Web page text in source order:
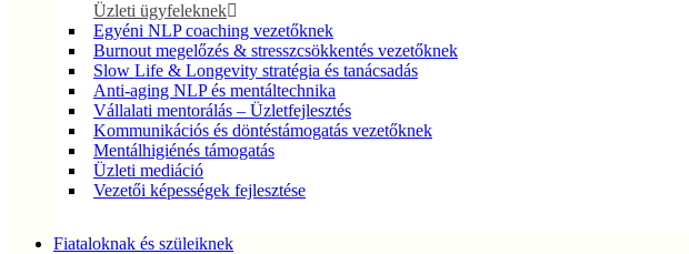
Üzleti ügyfeleknek
Egyéni NLP coaching vezetőknek
Burnout megelőzés & stresszcsökkentés vezetőknek
Slow Life & Longevity stratégia és tanácsadás
Anti-aging NLP és mentáltechnika
Vállalati mentorálás – Üzletfejlesztés
Kommunikációs és döntéstámogatás vezetőknek
Mentálhigiénés támogatás
Üzleti mediáció
Vezetői képességek fejlesztése
Fiataloknak és szüleiknek